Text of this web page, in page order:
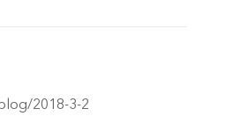
2018-3-2